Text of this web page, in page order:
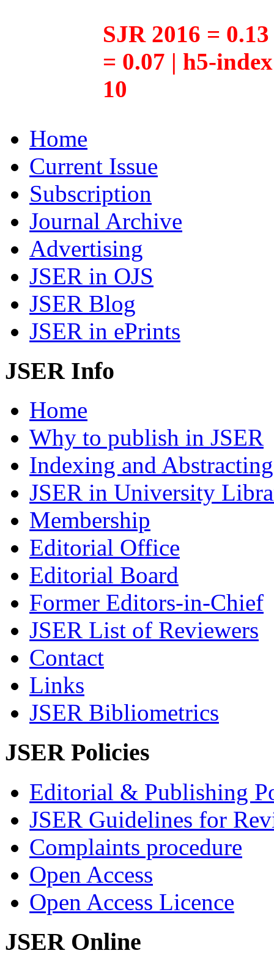
SJR 2016 =
= 0.07 | h5-
10
Home
Current Issue
Subscription
Journal Archive
Advertising
JSER in OJS
JSER Blog
JSER in ePrints
JSER Info
Home
Why to publish in JSER
Indexing and Abstracting
JSER in University
Membership
Editorial Office
Editorial Board
Former Editors-in-Chief
JSER List of Reviewers
Contact
Links
JSER Bibliometrics
JSER Policies
Editorial & Publishing
JSER Guidelines for
Complaints procedure
Open Access
Open Access Licence
JSER Online